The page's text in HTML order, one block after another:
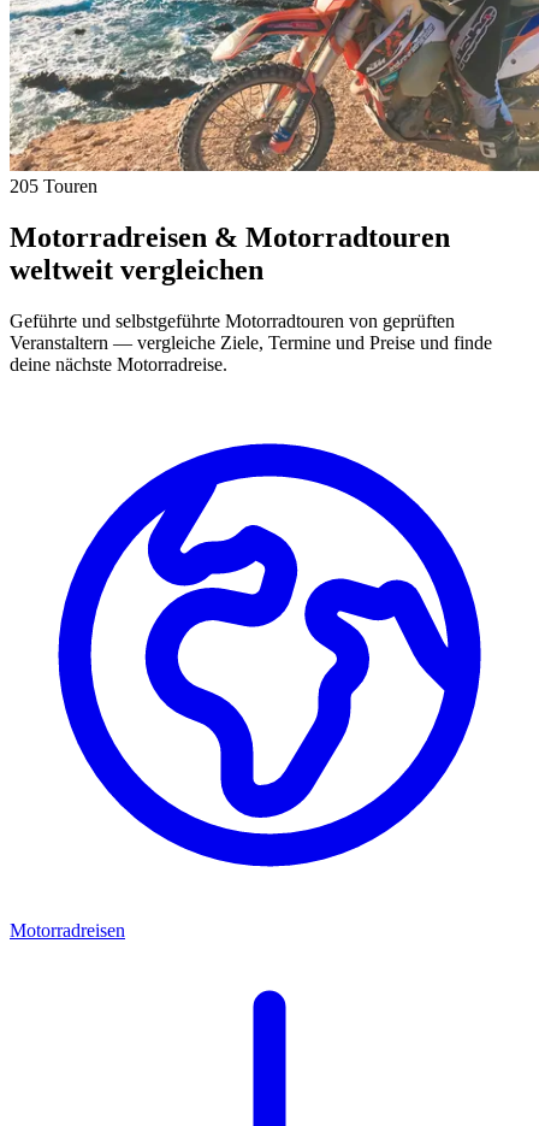
205 Touren
Motorradreisen & Motorradtouren
weltweit vergleichen
Geführte und selbstgeführte Motorradtouren von geprüften
Veranstaltern — vergleiche Ziele, Termine und Preise und finde
deine nächste Motorradreise.
Motorradreisen